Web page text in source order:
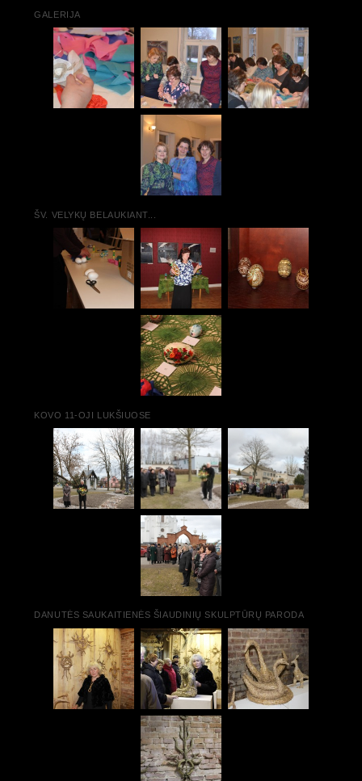
GALERIJA
ŠV. VELYKŲ BELAUKIANT...
KOVO 11-OJI LUKŠIUOSE
DANUTĖS SAUKAITIENĖS ŠIAUDINIŲ SKULPTŪRŲ PARODA